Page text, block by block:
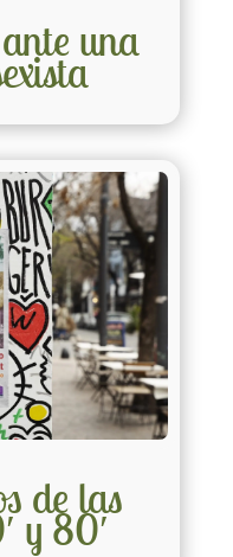
una
de las
y 80′